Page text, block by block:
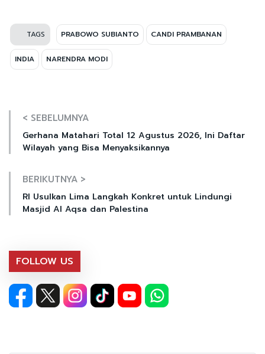
TAGS PRABOWO SUBIANTO CANDI PRAMBANAN
INDIA NARENDRA MODI
< SEBELUMNYA
Gerhana Matahari Total 12 Agustus 2026, Ini Daftar
Wilayah yang Bisa Menyaksikannya
BERIKUTNYA >
RI Usulkan Lima Langkah Konkret untuk Lindungi
Masjid Al Aqsa dan Palestina
FOLLOW US